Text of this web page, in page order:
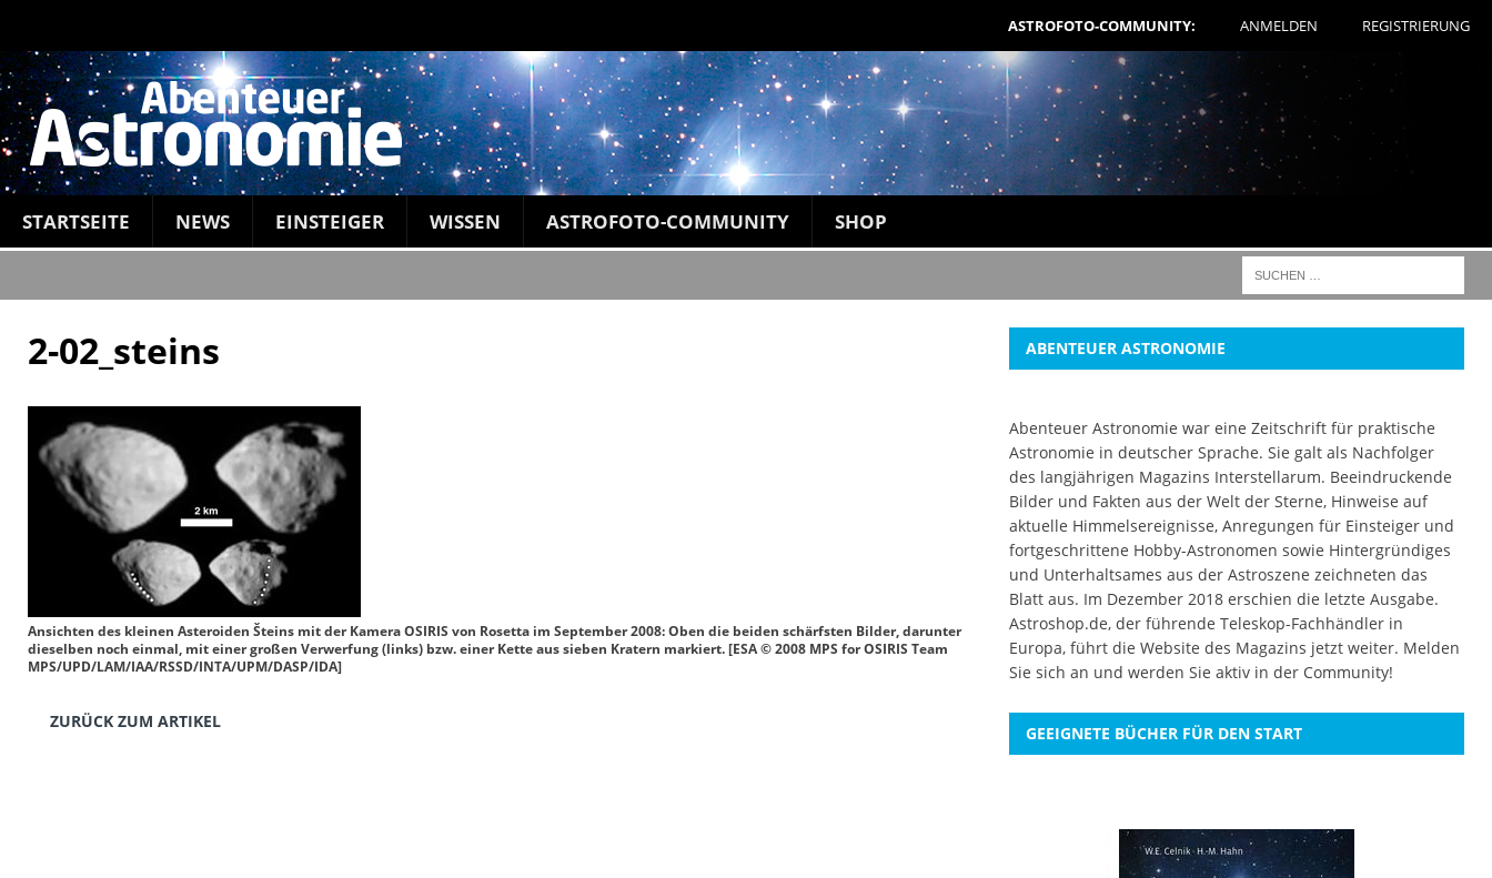
ASTROFOTO-COMMUNITY: ANMELDEN REGISTRIERUNG
STARTSEITE NEWS EINSTEIGER WISSEN ASTROFOTO-COMMUNITY SHOP
2-02_steins
Ansichten des kleinen Asteroiden Šteins mit der Kamera OSIRIS von Rosetta im September 2008: Oben die beiden schärfsten Bilder, darunter
dieselben noch einmal, mit einer großen Verwerfung (links) bzw. einer Kette aus sieben Kratern markiert. [ESA © 2008 MPS for OSIRIS Team
MPS/UPD/LAM/IAA/RSSD/INTA/UPM/DASP/IDA]
ZURÜCK ZUM ARTIKEL
ABENTEUER ASTRONOMIE
Abenteuer Astronomie war eine Zeitschrift für praktische
Astronomie in deutscher Sprache. Sie galt als Nachfolger
des langjährigen Magazins Interstellarum. Beeindruckende
Bilder und Fakten aus der Welt der Sterne, Hinweise auf
aktuelle Himmelsereignisse, Anregungen für Einsteiger und
fortgeschrittene Hobby-Astronomen sowie Hintergründiges
und Unterhaltsames aus der Astroszene zeichneten das
Blatt aus. Im Dezember 2018 erschien die letzte Ausgabe.
Astroshop.de, der führende Teleskop-Fachhändler in
Europa, führt die Website des Magazins jetzt weiter. Melden
Sie sich an und werden Sie aktiv in der Community!
GEEIGNETE BÜCHER FÜR DEN START